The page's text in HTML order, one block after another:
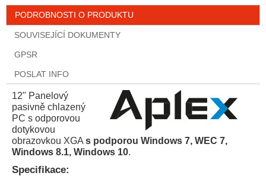
PODROBNOSTI O PRODUKTU
SOUVISEJÍCÍ DOKUMENTY
GPSR
POSLAT INFO
12" Panelový
pasivně chlazený
PC s odporovou
dotykovou
obrazovkou XGA s podporou Windows 7, WEC 7,
Windows 8.1, Windows 10.
Specifikace: